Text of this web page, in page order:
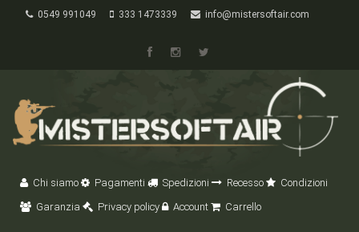
0549 991049 333 1473339 info@mistersoftair.com
Chi siamo Pagamenti Spedizioni Recesso
Condizioni
Garanzia
Privacy policy Account Carrello